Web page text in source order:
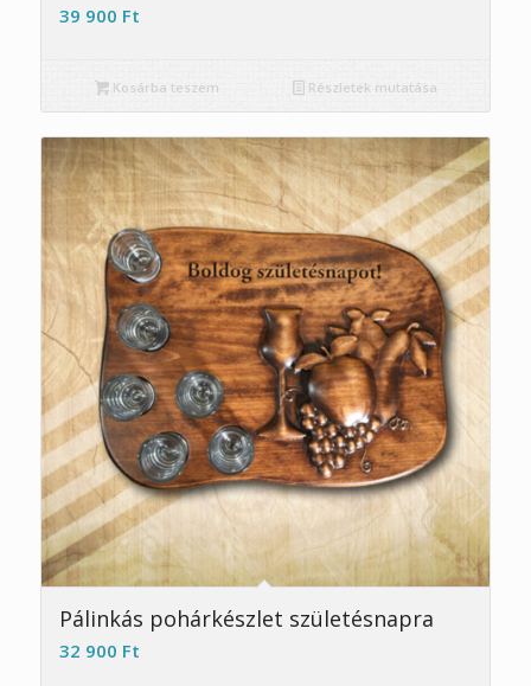
39 900 Ft
Kosárba teszem Részletek mutatása
Pálinkás pohárkészlet születésnapra
32 900 Ft